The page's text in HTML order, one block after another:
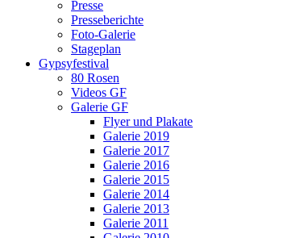
Presse
Presseberichte
Foto-Galerie
Stageplan
Gypsyfestival
80 Rosen
Videos GF
Galerie GF
Flyer und Plakate
Galerie 2019
Galerie 2017
Galerie 2016
Galerie 2015
Galerie 2014
Galerie 2013
Galerie 2011